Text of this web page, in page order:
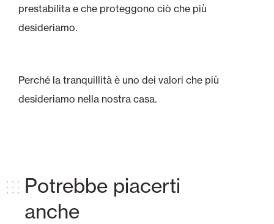
prestabilita e che proteggono ciò che più
desideriamo.
Perché la tranquillità è uno dei valori che più
desideriamo nella nostra casa.
Potrebbe piacerti
anche